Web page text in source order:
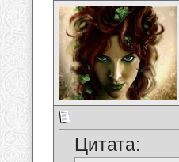
Цитата: